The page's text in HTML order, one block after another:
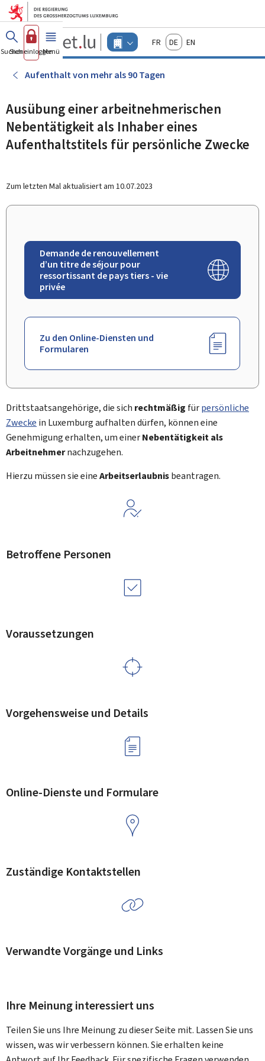
Zum Hauptmenü
Zum Inhalt
Guichet.lu
Changer
d'espace
Menu
actif
FrançaisDeutschEnglish
Suchen
Sich einloggen
Menü Haupt-
Aufenthalt von mehr als 90 Tagen
Ausübung einer arbeitnehmerischen
Nebentätigkeit als Inhaber eines
Aufenthaltstitels für persönliche Zwecke
Zum letzten Mal aktualisiert am 10.07.2023
Demande de renouvellement
d’un titre de séjour pour
ressortissant de pays tiers - vie
privée
Zu den Online-Diensten und
Formularen
Drittstaatsangehörige, die sich rechtmäßig fürpersönliche
Zwecke in Luxemburg aufhalten dürfen, können eine
Genehmigung erhalten, um einerNebentätigkeit als
Arbeitnehmernachzugehen.
Hierzu müssen sie eineArbeitserlaubnisbeantragen.
Betroffene Personen
Voraussetzungen
Vorgehensweise und Details
Online-Dienste und Formulare
Zuständige Kontaktstellen
Verwandte Vorgänge und Links
Ihre Meinung interessiert uns
Teilen Sie uns Ihre Meinung zu dieser Seite mit. Lassen Sie uns
wissen, was wir verbessern können. Sie erhalten keine